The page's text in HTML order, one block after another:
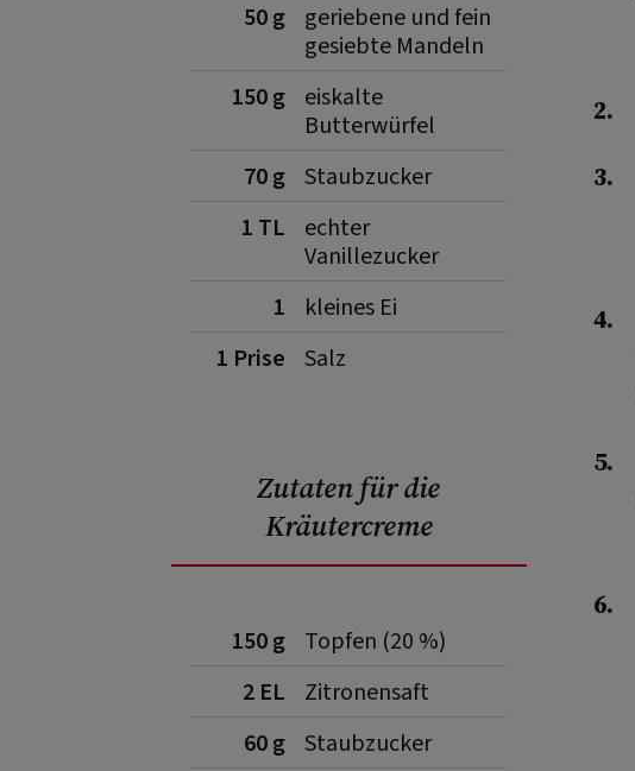
50 g
geriebene und fein
gesiebte Mandeln
150 g
eiskalte
Butterwürfel
70 g Staubzucker
1 TL
echter
Vanillezucker
1
kleines Ei
1 Prise
Salz
Zutaten für die
Kräutercreme
150 g
Topfen (20 %)
2 EL
Zitronensaft
60 g Staubzucker